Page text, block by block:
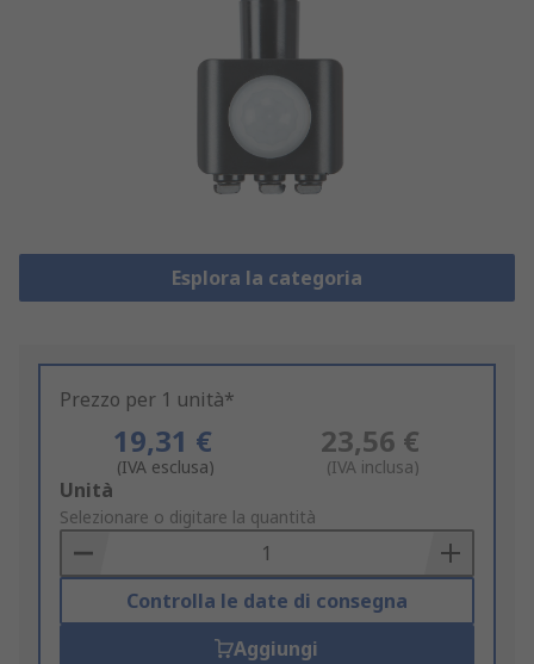
Esplora la categoria
Prezzo per 1 unità*
19,31 €
(IVA esclusa)
23,56 €
(IVA inclusa)
Add
to
Basket
Unità
Selezionare o digitare la quantità
Controlla le date di consegna
Aggiungi